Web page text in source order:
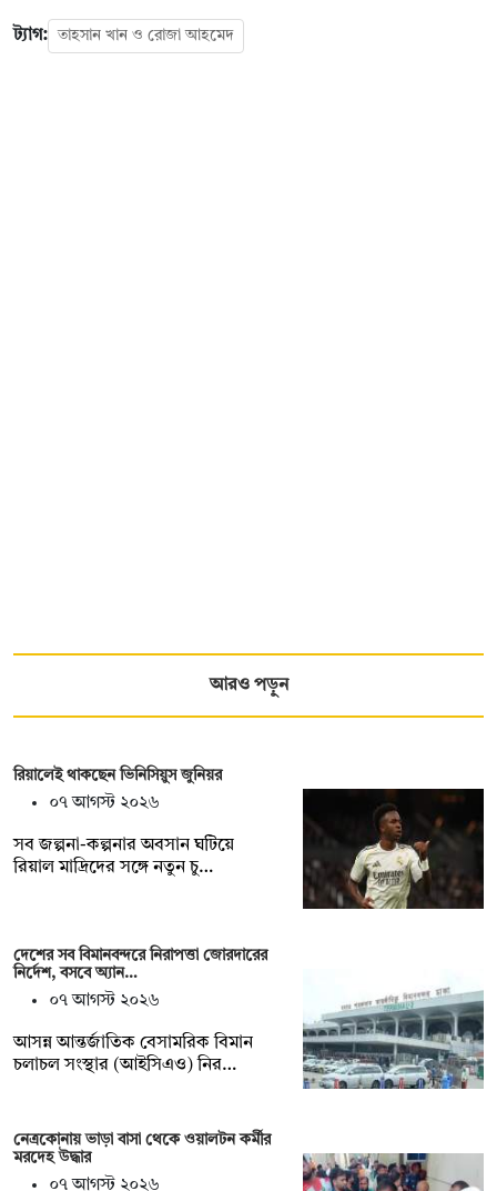
ট্যাগ: তাহসান খান ও রোজা আহমেদ
আরও পড়ুন
রিয়ালেই থাকছেন ভিনিসিয়ুস জুনিয়র
০৭ আগস্ট ২০২৬
সব জল্পনা-কল্পনার অবসান ঘটিয়ে
রিয়াল মাদ্রিদের সঙ্গে নতুন চু…
দেশের সব বিমানবন্দরে নিরাপত্তা জোরদারের
নির্দেশ, বসবে অ্যান…
০৭ আগস্ট ২০২৬
আসন্ন আন্তর্জাতিক বেসামরিক বিমান
চলাচল সংস্থার (আইসিএও) নির…
নেত্রকোনায় ভাড়া বাসা থেকে ওয়ালটন কর্মীর
মরদেহ উদ্ধার
০৭ আগস্ট ২০২৬